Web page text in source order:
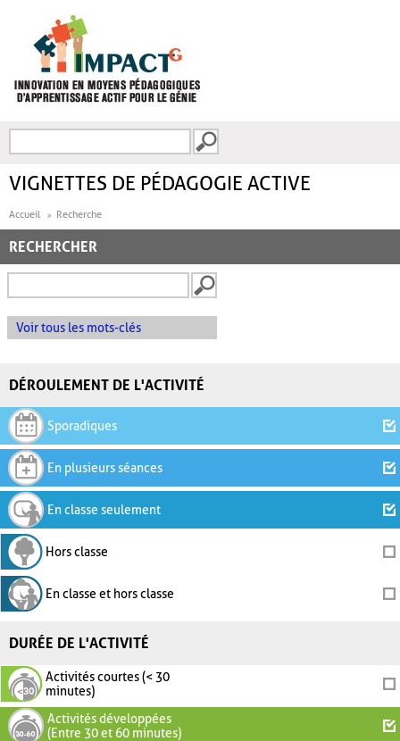
FORMULAIRE DE
VIGNETTES DE PÉDAGOGIE ACTIVE
Accueil Recherche
RECHERCHER
Voir tous les mots-clés
DÉROULEMENT DE L'ACTIVITÉ
Sporadiques
En plusieurs séances
En classe seulement
Hors classe
En classe et hors classe
DURÉE DE L'ACTIVITÉ
Activités courtes (< 30
minutes)
Activités développées
(Entre 30 et 60 minutes)